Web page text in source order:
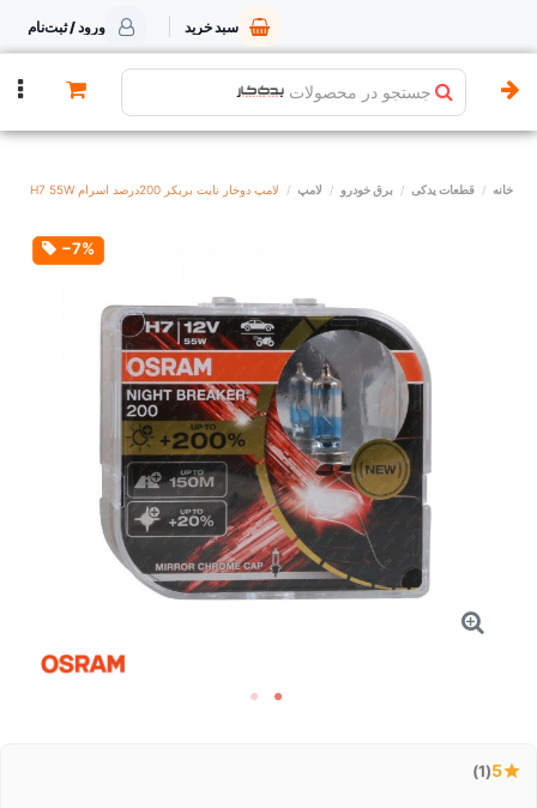
سبد خرید ورود / ثبت‌نام
جستجو در محصولات
خانه قطعات یدکی برق خودرو لامپ لامپ دوخار نایت بریکر 200درصد اسرام H7 55W
‎−7%
5
(1)